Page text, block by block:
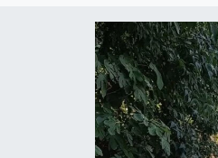
GÜNDEM
MAGAZİN
SAĞLIK
Haber Arşivi